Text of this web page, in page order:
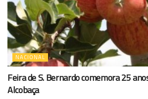
NACIONAL
Feira de S. Bernardo comemora 25
Alcobaça